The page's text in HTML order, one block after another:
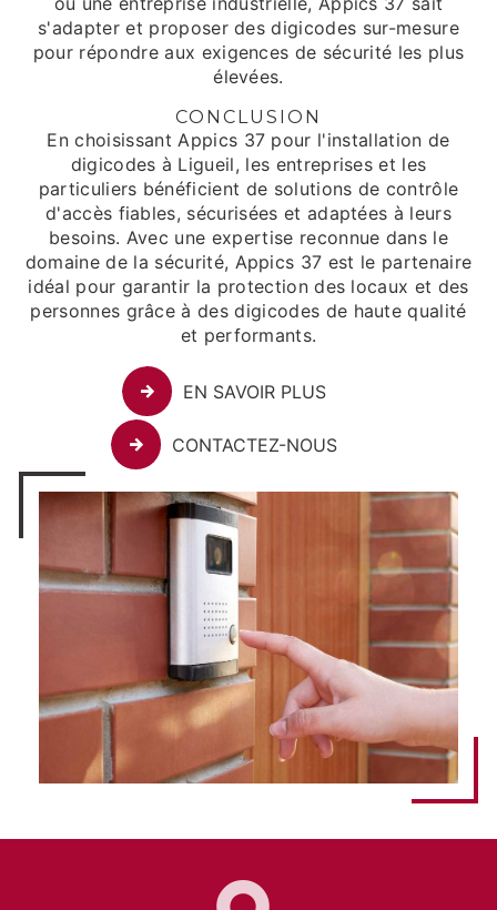
s'adapter et proposer des digicodes sur-mesure
pour répondre aux exigences de sécurité les plus
élevées.
CONCLUSION
En choisissant Appics 37 pour l'installation de
digicodes à Ligueil, les entreprises et les
particuliers bénéficient de solutions de contrôle
d'accès fiables, sécurisées et adaptées à leurs
besoins. Avec une expertise reconnue dans le
domaine de la sécurité, Appics 37 est le partenaire
idéal pour garantir la protection des locaux et des
personnes grâce à des digicodes de haute qualité
et performants.
EN SAVOIR PLUS
CONTACTEZ-NOUS